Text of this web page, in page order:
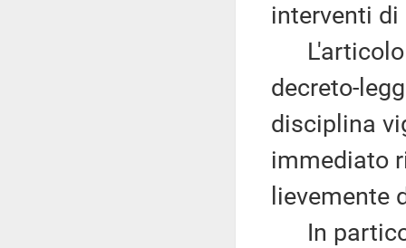
interventi
L'articolo
decreto-
disciplina
immediato
lievemente
In